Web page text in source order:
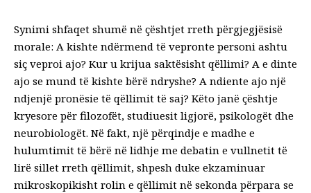
Synimi shfaqet shumë në çështjet rreth përgjegjësisë
morale: A kishte ndërmend të vepronte personi ashtu
siç veproi ajo? Kur u krijua saktësisht qëllimi? A e dinte
ajo se mund të kishte bërë ndryshe? A ndiente ajo një
ndjenjë pronësie të qëllimit të saj? Këto janë çështje
kryesore për filozofët, studiuesit ligjorë, psikologët dhe
neurobiologët. Në fakt, një përqindje e madhe e
hulumtimit të bërë në lidhje me debatin e vullnetit të
lirë sillet rreth qëllimit, shpesh duke ekzaminuar
mikroskopikisht rolin e qëllimit në sekonda përpara se